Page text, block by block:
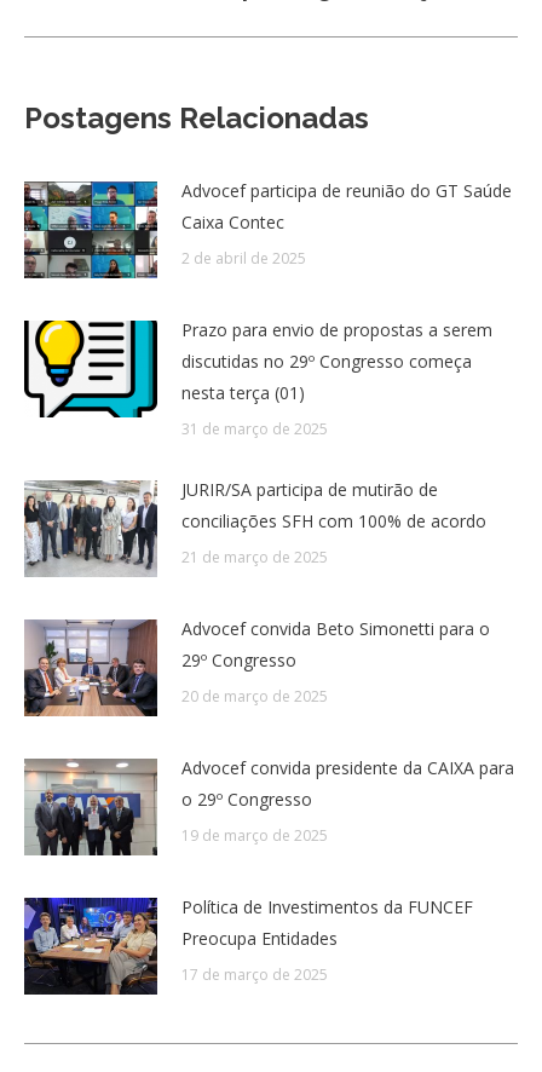
Postagens Relacionadas
Advocef participa de reunião do GT Saúde
Caixa Contec
2 de abril de 2025
Prazo para envio de propostas a serem
discutidas no 29º Congresso começa
nesta terça (01)
31 de março de 2025
JURIR/SA participa de mutirão de
conciliações SFH com 100% de acordo
21 de março de 2025
Advocef convida Beto Simonetti para o
29º Congresso
20 de março de 2025
Advocef convida presidente da CAIXA para
o 29º Congresso
19 de março de 2025
Política de Investimentos da FUNCEF
Preocupa Entidades
17 de março de 2025